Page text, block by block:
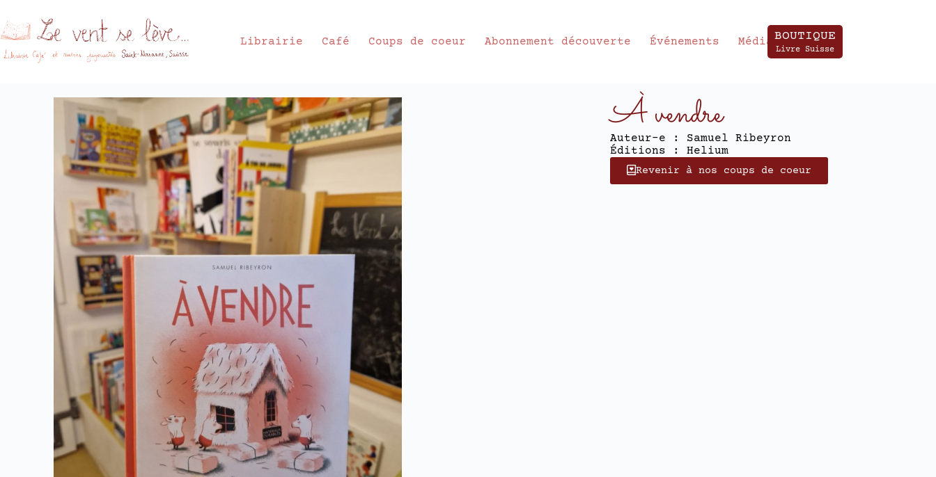
Librairie Café Coups de coeur Abonnement découverte Événements Média BOUTIQUE
Livre Suisse
À vendre
Auteur-e : Samuel Ribeyron
Éditions : Helium
Revenir à nos coups de coeur